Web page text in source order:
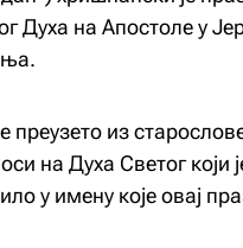
Духа на Апостоле у
преузето из
на Духа Светог који
у имену које овај